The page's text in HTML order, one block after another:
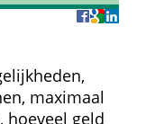
maximaal
hoeveel geld